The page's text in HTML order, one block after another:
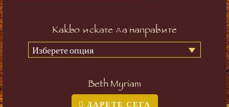
Какво искате да направите
Изберете опция
Beth Myriam
ДАРЕТЕ СЕГА